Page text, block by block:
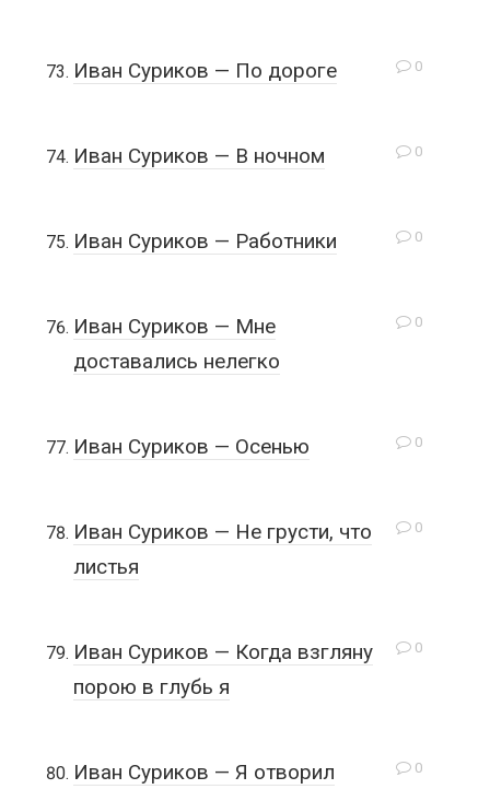
0
Иван Суриков — По дороге
0
Иван Суриков — В ночном
0
Иван Суриков — Работники
0
Иван Суриков — Мне
доставались нелегко
0
Иван Суриков — Осенью
0
Иван Суриков — Не грусти, что
листья
0
Иван Суриков — Когда взгляну
порою в глубь я
0
Иван Суриков — Я отворил